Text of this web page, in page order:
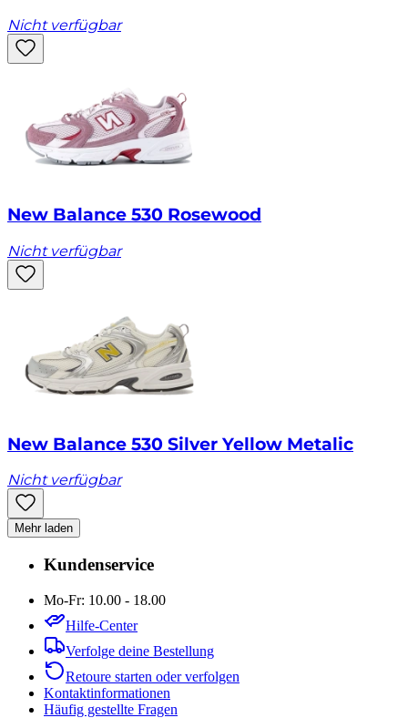
Nicht verfügbar
New Balance 530 Rosewood
Nicht verfügbar
New Balance 530 Silver Yellow Metalic
Nicht verfügbar
Mehr laden
Kundenservice
Mo-Fr: 10.00 - 18.00
Hilfe-Center
Verfolge deine Bestellung
Retoure starten oder verfolgen
Kontaktinformationen
Häufig gestellte Fragen